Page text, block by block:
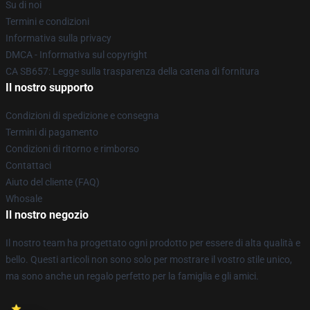
Su di noi
Termini e condizioni
Informativa sulla privacy
DMCA - Informativa sul copyright
CA SB657: Legge sulla trasparenza della catena di fornitura
Il nostro supporto
Condizioni di spedizione e consegna
Termini di pagamento
Condizioni di ritorno e rimborso
Contattaci
Aiuto del cliente (FAQ)
Whosale
Il nostro negozio
Il nostro team ha progettato ogni prodotto per essere di alta qualità e
bello. Questi articoli non sono solo per mostrare il vostro stile unico,
ma sono anche un regalo perfetto per la famiglia e gli amici.